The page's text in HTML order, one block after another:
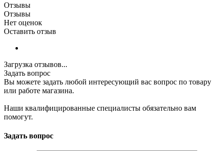
Отзывы
Отзывы
Нет оценок
Оставить отзыв
Загрузка отзывов...
Задать вопрос
Вы можете задать любой интересующий вас вопрос по товару
или работе магазина.
Наши квалифицированные специалисты обязательно вам
помогут.
Задать вопрос